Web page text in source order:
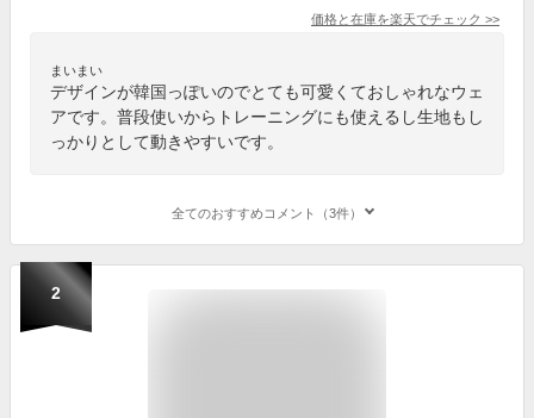
価格と在庫を楽天でチェック >>
まいまい
デザインが韓国っぽいのでとても可愛くておしゃれなウェ
アです。普段使いからトレーニングにも使えるし生地もし
っかりとして動きやすいです。
全てのおすすめコメント（3件）
2